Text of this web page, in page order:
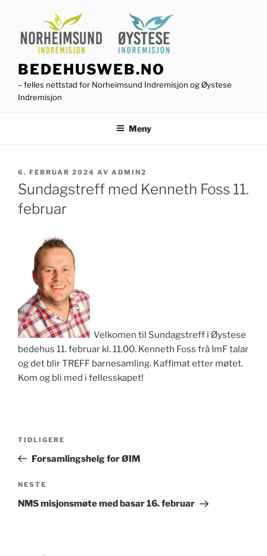
innhold
BEDEHUSWEB.NO
– felles nettstad for Norheimsund Indremisjon og Øystese
Indremisjon
Meny
PUBLISERT
6. FEBRUAR 2024 AV ADMIN2
Sundagstreff med Kenneth Foss 11.
februar
Velkomen til Sundagstreff i Øystese
bedehus 11. februar kl. 11.00. Kenneth Foss frå ImF talar
og det blir TREFF barnesamling. Kaffimat etter møtet.
Kom og bli med i fellesskapet!
Forrige
innlegg
TIDLIGERE
Forsamlingshelg for ØIM
Neste
innlegg
NESTE
NMS misjonsmøte med basar 16. februar